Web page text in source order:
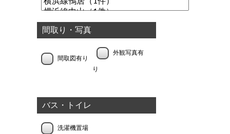
間取り・写真
間取図有り
外観写真有
り
バス・トイレ
洗濯機置場